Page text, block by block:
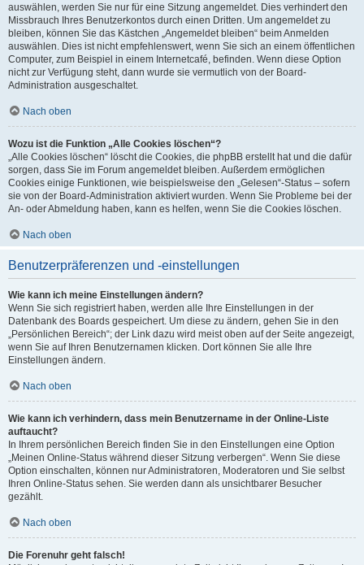
auswählen, werden Sie nur für eine Sitzung angemeldet. Dies verhindert den
Missbrauch Ihres Benutzerkontos durch einen Dritten. Um angemeldet zu
bleiben, können Sie das Kästchen „Angemeldet bleiben“ beim Anmelden
auswählen. Dies ist nicht empfehlenswert, wenn Sie sich an einem öffentlichen
Computer, zum Beispiel in einem Internetcafé, befinden. Wenn diese Option
nicht zur Verfügung steht, dann wurde sie vermutlich von der Board-
Administration ausgeschaltet.
Nach oben
Wozu ist die Funktion „Alle Cookies löschen“?
„Alle Cookies löschen“ löscht die Cookies, die phpBB erstellt hat und die dafür
sorgen, dass Sie im Forum angemeldet bleiben. Außerdem ermöglichen
Cookies einige Funktionen, wie beispielsweise den „Gelesen“-Status – sofern
sie von der Board-Administration aktiviert wurden. Wenn Sie Probleme bei der
An- oder Abmeldung haben, kann es helfen, wenn Sie die Cookies löschen.
Nach oben
Benutzerpräferenzen und -einstellungen
Wie kann ich meine Einstellungen ändern?
Wenn Sie sich registriert haben, werden alle Ihre Einstellungen in der
Datenbank des Boards gespeichert. Um diese zu ändern, gehen Sie in den
„Persönlichen Bereich“; der Link dazu wird meist oben auf der Seite angezeigt,
wenn Sie auf Ihren Benutzernamen klicken. Dort können Sie alle Ihre
Einstellungen ändern.
Nach oben
Wie kann ich verhindern, dass mein Benutzername in der Online-Liste
auftaucht?
In Ihrem persönlichen Bereich finden Sie in den Einstellungen eine Option
„Meinen Online-Status während dieser Sitzung verbergen“. Wenn Sie diese
Option einschalten, können nur Administratoren, Moderatoren und Sie selbst
Ihren Online-Status sehen. Sie werden dann als unsichtbarer Besucher
gezählt.
Nach oben
Die Forenuhr geht falsch!